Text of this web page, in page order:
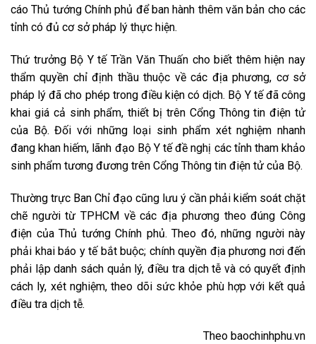
cáo Thủ tướng Chính phủ để ban hành thêm văn bản cho các
tỉnh có đủ cơ sở pháp lý thực hiện.
Thứ trưởng Bộ Y tế Trần Văn Thuấn cho biết thêm hiện nay
thẩm quyền chỉ định thầu thuộc về các địa phương, cơ sở
pháp lý đã cho phép trong điều kiện có dịch. Bộ Y tế đã công
khai giá cả sinh phẩm, thiết bị trên Cổng Thông tin điện tử
của Bộ. Đối với những loại sinh phẩm xét nghiệm nhanh
đang khan hiếm, lãnh đạo Bộ Y tế đề nghị các tỉnh tham khảo
sinh phẩm tương đương trên Cổng Thông tin điện tử của Bộ.
Thường trực Ban Chỉ đạo cũng lưu ý cần phải kiểm soát chặt
chẽ người từ TPHCM về các địa phương theo đúng Công
điện của Thủ tướng Chính phủ. Theo đó, những người này
phải khai báo y tế bắt buộc; chính quyền địa phương nơi đến
phải lập danh sách quản lý, điều tra dịch tễ và có quyết định
cách ly, xét nghiệm, theo dõi sức khỏe phù hợp với kết quả
điều tra dịch tễ.
Theo baochinhphu.vn